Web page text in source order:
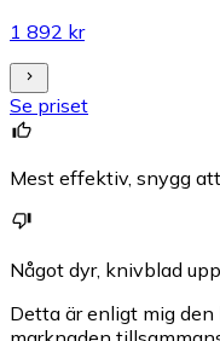
1 892 kr
Se priset
Mest effektiv, snygg
Något dyr, knivblad
Detta är enligt mig